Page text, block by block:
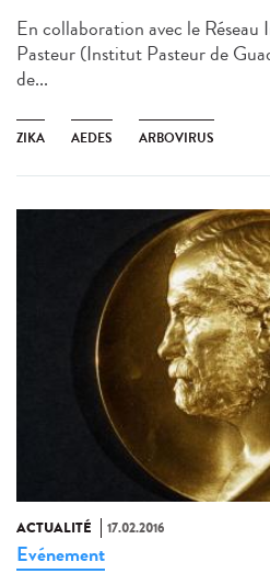
En collaboration avec le
Pasteur (Institut Pasteur de
de...
ZIKA AEDES ARBOVIRUS
ACTUALITÉ 17.02.2016
Evénement